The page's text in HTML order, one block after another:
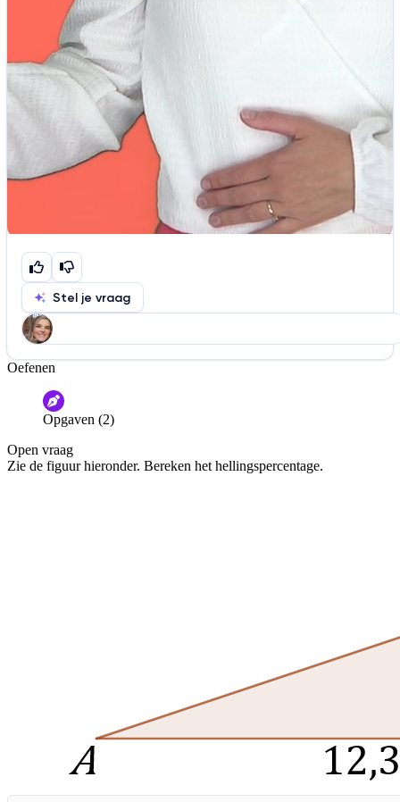
Stel je vraag
Help ons de video te verbeteren
De audio is slecht
Informatie is onjuist
De docent is te langdradig
Oefenen
Opgaven (2)
Open vraag
Zie de figuur hieronder. Bereken het hellingspercentage.